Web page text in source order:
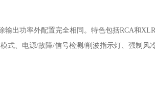
出功率外配置完全相同。特色包括RCA和
式、电源/故障/信号检测/削波指示灯、强制风